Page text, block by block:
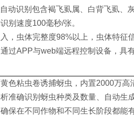
动识别包含褐飞虱属、白背飞虱、
别速度100毫秒/张。
，虫体完整度98%以上，虫体特征
过APP与web端远程控制设备，具
色粘虫卷诱捕蚜虫，内置2000万
准确识别蚜虫种类及数量、自动生
保在不同作物和不同生长阶段都能